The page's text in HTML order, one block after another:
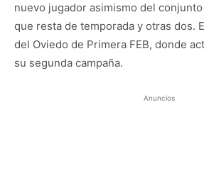
nuevo jugador asimismo del
que resta de temporada y otras dos.
del Oviedo de Primera FEB, donde
su segunda campaña.
Anuncios